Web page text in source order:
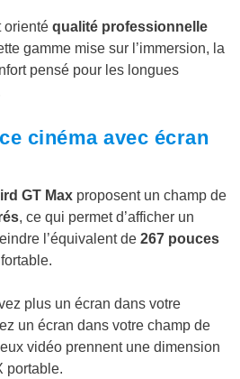
orientéqualité professionnelle
gamme mise sur l’immersion, la
pensé pour les longues
cinéma avec écran
GT Max proposent un champ de
, ce qui permet d’afficher un
l’équivalent de267 pouces
plus un écran dans votre
un écran dans votre champ de
vidéo prennent une dimension
portable.